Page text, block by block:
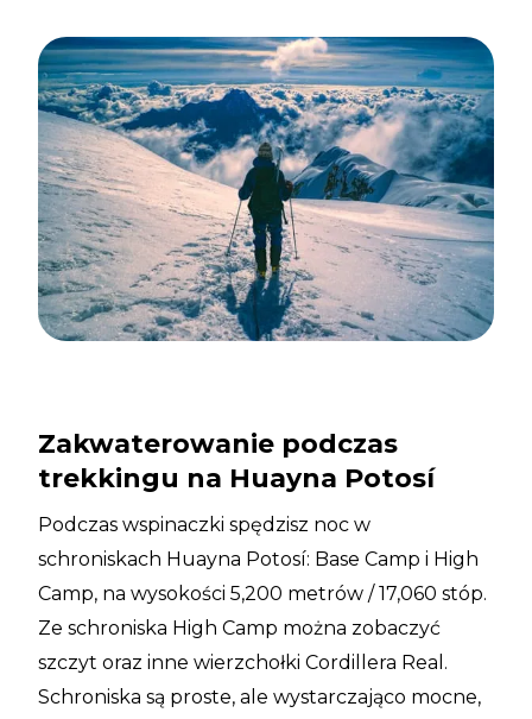
Zakwaterowanie podczas
trekkingu na Huayna Potosí
Podczas wspinaczki spędzisz noc w
schroniskach Huayna Potosí: Base Camp i High
Camp, na wysokości 5,200 metrów / 17,060 stóp.
Ze schroniska High Camp można zobaczyć
szczyt oraz inne wierzchołki Cordillera Real.
Schroniska są proste, ale wystarczająco mocne,